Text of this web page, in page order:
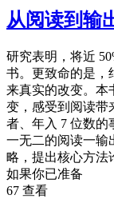
从阅读到输
研究表明，将近
书。更致命的是，
来真实的改变。本
变，感受到阅读带
者、年入 7 位数的
一无二的阅读一输
略，提出核心方法
如果你已准备
67 查看